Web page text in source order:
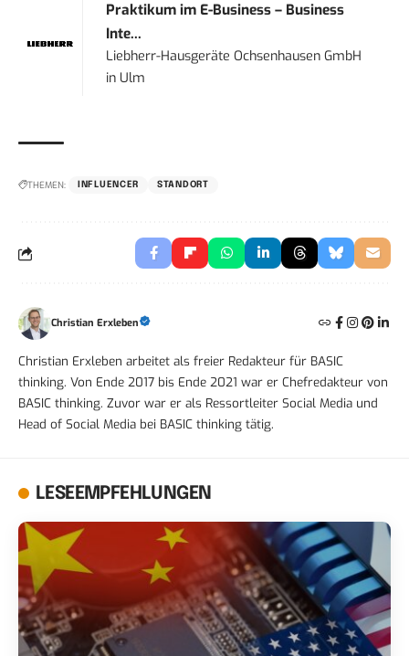
Praktikum im E-Business – Business
Inte...
Liebherr-Hausgeräte Ochsenhausen GmbH
in Ulm
THEMEN: INFLUENCER STANDORT
Christian Erxleben
Christian Erxleben arbeitet als freier Redakteur für BASIC
thinking. Von Ende 2017 bis Ende 2021 war er Chefredakteur von
BASIC thinking. Zuvor war er als Ressortleiter Social Media und
Head of Social Media bei BASIC thinking tätig.
LESEEMPFEHLUNGEN